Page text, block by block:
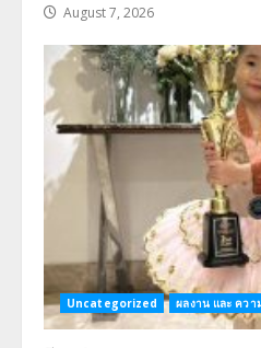
August 7, 2026
Uncategorized ผลงาน และ ควา